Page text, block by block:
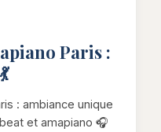
Paris :
: ambiance unique
et amapiano 🎧